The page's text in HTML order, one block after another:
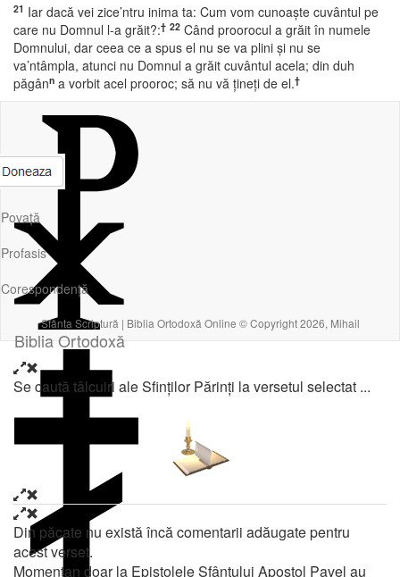
21 Iar dacă vei zice’ntru inima ta: Cum vom cunoaşte cuvântul pe
care nu Domnul l-a grăit?:† 22 Când proorocul a grăit în numele
Domnului, dar ceea ce a spus el nu se va plini şi nu se
va’ntâmpla, atunci nu Domnul a grăit cuvântul acela; din duh
păgânn a vorbit acel prooroc; să nu vă ţineţi de el.†
Biblia Ortodoxă
Povață
Profasis
Corespondență
Sfânta Scriptură | Biblia Ortodoxă Online © Copyright 2026, Mihail
Se caută tâlcuiri ale Sfinților Părinți la versetul selectat ...
Din păcate nu există încă comentarii adăugate pentru
acest verset.
Momentan doar la Epistolele Sfântului Apostol Pavel au